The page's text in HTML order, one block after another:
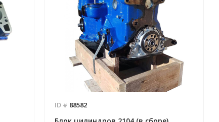
Отправлено - 2026-08-
Количество заказов 12
ID # 88582